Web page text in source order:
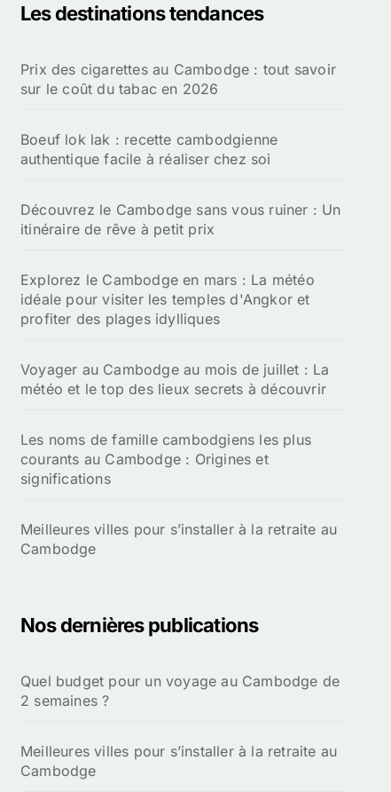
r
e
r
Les destinations tendances
Prix des cigarettes au Cambodge : tout savoir
sur le coût du tabac en 2026
Boeuf lok lak : recette cambodgienne
authentique facile à réaliser chez soi
Découvrez le Cambodge sans vous ruiner : Un
itinéraire de rêve à petit prix
Explorez le Cambodge en mars : La météo
idéale pour visiter les temples d'Angkor et
profiter des plages idylliques
Voyager au Cambodge au mois de juillet : La
météo et le top des lieux secrets à découvrir
Les noms de famille cambodgiens les plus
courants au Cambodge : Origines et
significations
Meilleures villes pour s’installer à la retraite au
Cambodge
Nos dernières publications
Quel budget pour un voyage au Cambodge de
2 semaines ?
Meilleures villes pour s’installer à la retraite au
Cambodge